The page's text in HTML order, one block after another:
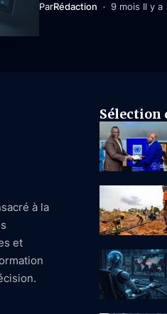
ParRédaction 9 mois Il y a
à la
et
Sélection